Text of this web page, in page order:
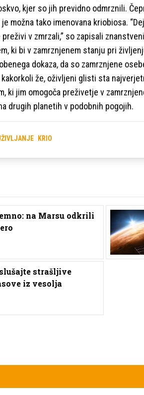
kjer so jih previdno odmrznili.
možna tako imenovana kriobiosa.
v zmrzali,” so zapisali
ki bi v zamrznjenem stanju pri
dokaza, da so zamrznjene
že, oživljeni glisti sta
ki jim omogoča preživetje v
drugih planetih v podobnih pogojih.
KRIO
na Marsu odkrili
strašljive
iz vesolja